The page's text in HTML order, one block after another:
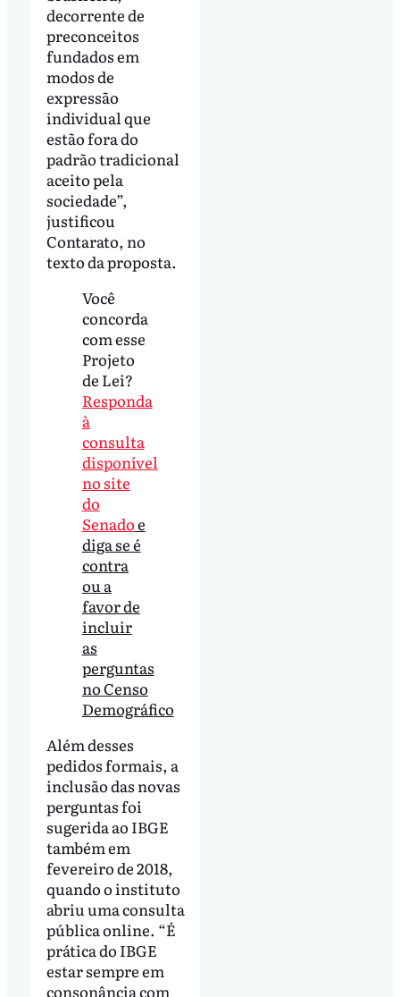
decorrente de
preconceitos
fundados em
modos de
expressão
individual que
estão fora do
padrão tradicional
aceito pela
sociedade”,
justificou
Contarato, no
texto da proposta.
Você
concorda
com esse
Projeto
de Lei?
Responda
à
consulta
disponível
no site
do
Senadoe
diga se é
contra
ou a
favor de
incluir
as
perguntas
no Censo
Demográfico
Além desses
pedidos formais, a
inclusão das novas
perguntas foi
sugerida ao IBGE
também em
fevereiro de 2018,
quando o instituto
abriu uma consulta
pública online. “É
prática do IBGE
estar sempre em
consonância com